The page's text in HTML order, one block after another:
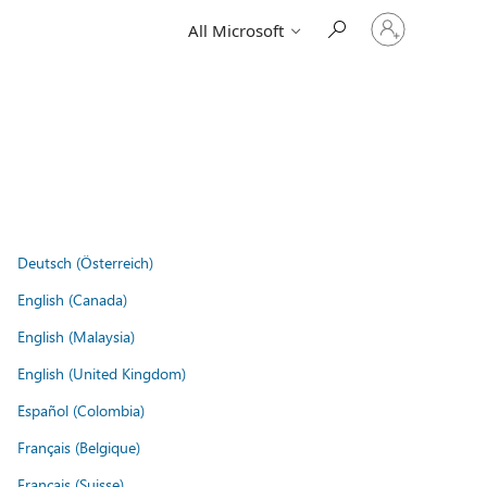
All Microsoft
Sign
in
Deutsch (Österreich)
English (Canada)
English (Malaysia)
English (United Kingdom)
Español (Colombia)
Français (Belgique)